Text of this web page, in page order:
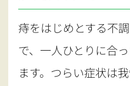
痔をはじめとする不
で、一人ひとりに合
ます。つらい症状は